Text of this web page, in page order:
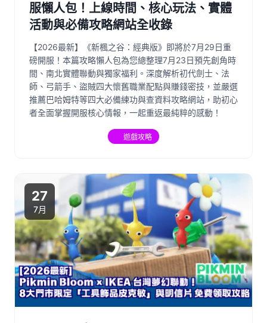
服懶人包！上線時間、核心玩法、實體
活動與必備攻略網站全收錄
【2026最新】《新楓之谷：經典版》即將於7月29日重
磅開服！本篇攻略懶人包為您總整理7月23日預先創角時
間、南北實體聯動與獨家福利。深度解析初代劍士、法
師、弓箭手、盜賊四大懷舊職業配點與賺錢密技，並嚴選
推薦巴哈姆特等四大必備練功與查資料攻略網站，助初心
者全面掌握開服核心情報，一起重返最純粹的感動！
遊戲攻略
27
7月